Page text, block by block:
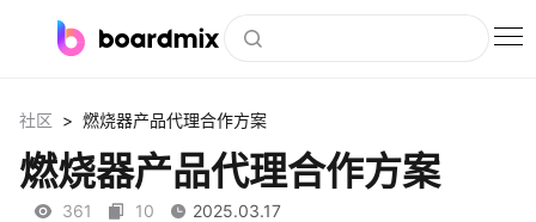
社区资源
下载
社区 > 燃烧器产品代理合作方案
燃烧器产品代理合作方案
361 10 2025.03.17